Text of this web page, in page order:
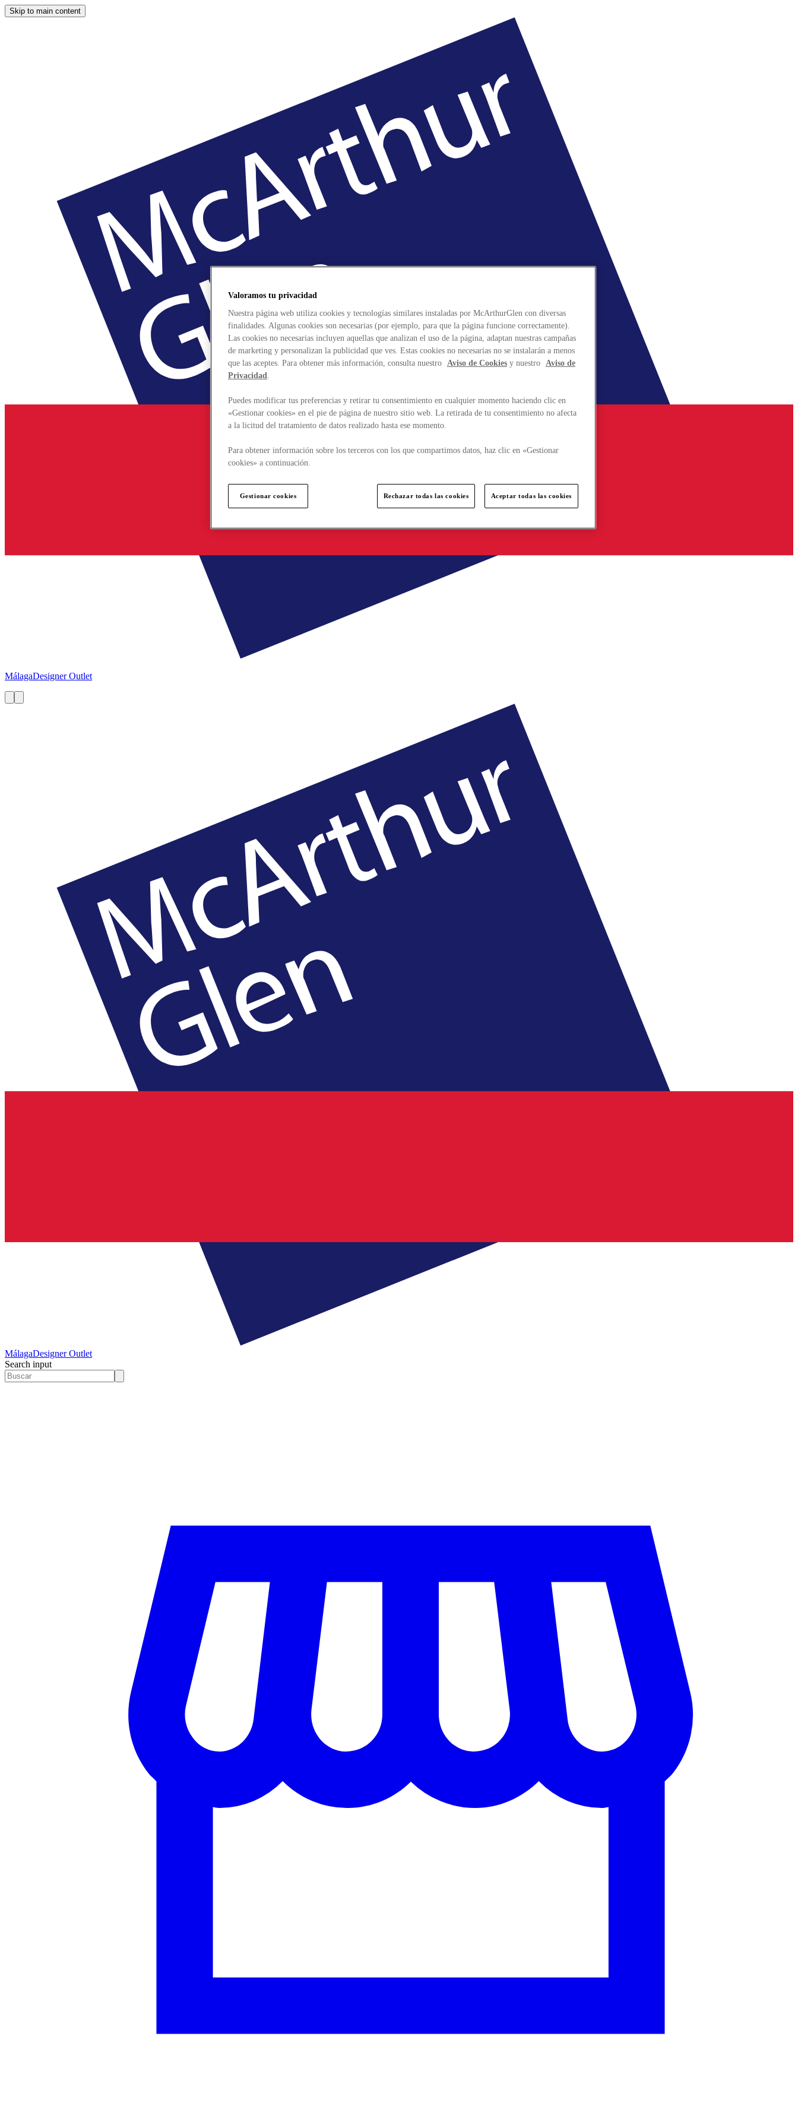
Skip to main content
MálagaDesigner Outlet
MálagaDesigner Outlet
Search input
Valoramos tu privacidad
Nuestra página web utiliza cookies y tecnologías similares instaladas por McArthurGlen con diversas
finalidades. Algunas cookies son necesarias (por ejemplo, para que la página funcione correctamente).
Las cookies no necesarias incluyen aquellas que analizan el uso de la página, adaptan nuestras campañas
de marketing y personalizan la publicidad que ves. Estas cookies no necesarias no se instalarán a menos
que las aceptes. Para obtener más información, consulta nuestro Aviso de Cookies y nuestro Aviso de
Privacidad.
Puedes modificar tus preferencias y retirar tu consentimiento en cualquier momento haciendo clic en
«Gestionar cookies» en el pie de página de nuestro sitio web. La retirada de tu consentimiento no afecta
a la licitud del tratamiento de datos realizado hasta ese momento.
Para obtener información sobre los terceros con los que compartimos datos, haz clic en «Gestionar
cookies» a continuación.
Gestionar cookies Rechazar todas las cookies Aceptar todas las cookies